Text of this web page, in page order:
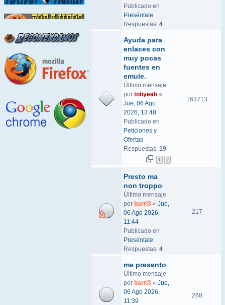
Publicado en
Preséntate
Respuestas: 4
Ayuda para
enlaces con
muy pocas
fuentes en
emule.
Último mensaje
por totiyeah «
Jue, 06 Ago
2026, 13:48
Publicado en
Peticiones y
Ofertas
Respuestas: 19
1 2
163713
Presto ma
non troppo
Último mensaje
por barri3 « Jue,
06 Ago 2026,
11:44
Publicado en
Preséntate
Respuestas: 4
217
me presento
Último mensaje
por barri3 « Jue,
06 Ago 2026,
11:39
268